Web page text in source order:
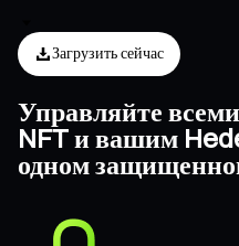
Загрузить сейчас
Управляйте
NFT и вашим
одном